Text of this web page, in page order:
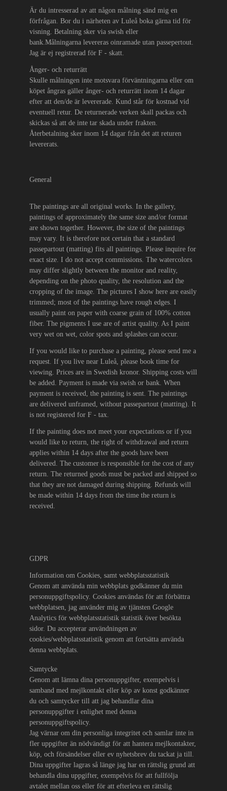
Är du intresserad av att någon målning sänd mig en
förfrågan. Bor du i närheten av Luleå boka gärna tid för
visning. Betalning sker via swish eller
bank.Målningarna levereras oinramade utan passepertout.
Jag är ej registrerad för F - skatt.
Ånger- och returrätt
Skulle målningen inte motsvara förväntningarna eller om
köpet ångras gäller ånger- och returrätt inom 14 dagar
efter att den/de är levererade. Kund står för kostnad vid
eventuell retur. De returnerade verken skall packas och
skickas så att de inte tar skada under frakten.
Återbetalning sker inom 14 dagar från det att returen
levererats.
General
The paintings are all original works. In the gallery,
paintings of approximately the same size and/or format
are shown together. However, the size of the paintings
may vary. It is therefore not certain that a standard
passepartout (matting) fits all paintings. Please inquire for
exact size. I do not accept commissions. The watercolors
may differ slightly between the monitor and reality,
depending on the photo quality, the resolution and the
cropping of the image. The pictures I show here are easily
trimmed; most of the paintings have rough edges. I
usually paint on paper with coarse grain of 100% cotton
fiber. The pigments I use are of artist quality. As I paint
very wet on wet, color spots and splashes can occur.
If you would like to purchase a painting, please send me a
request. If you live near Luleå, please book time for
viewing. Prices are in Swedish kronor. Shipping costs will
be added. Payment is made via swish or bank. When
payment is received, the painting is sent. The paintings
are delivered unframed, without passepartout (matting). It
is not registered for F - tax.
If the painting does not meet your expectations or if you
would like to return, the right of withdrawal and return
applies within 14 days after the goods have been
delivered. The customer is responsible for the cost of any
return. The returned goods must be packed and shipped so
that they are not damaged during shipping. Refunds will
be made within 14 days from the time the return is
received.
GDPR
Information om Cookies, samt webbplatsstatistik
Genom att använda min webbplats godkänner du min
personuppgiftspolicy. Cookies användas för att förbättra
webbplatsen, jag använder mig av tjänsten Google
Analytics för webbplatsstatistikstatistik över besökta
sidor. Du accepterar användningen av
cookies/webbplatsstatistik genom att fortsätta använda
denna webbplats.
Samtycke
Genom att lämna dina personuppgifter, exempelvis i
samband med mejlkontakt eller köp av konst godkänner
du och samtycker till att jag behandlar dina
personuppgifter i enlighet med denna
personuppgiftspolicy.
Jag värnar om din personliga integritet och samlar inte in
fler uppgifter än nödvändigt för att hantera mejlkontakter,
köp, och försändelser eller ev nyhetsbrev du tackat ja till.
Dina uppgifter lagras så länge jag har en rättslig grund att
behandla dina uppgifter, exempelvis för att fullfölja
avtalet mellan oss eller för att efterleva en rättslig